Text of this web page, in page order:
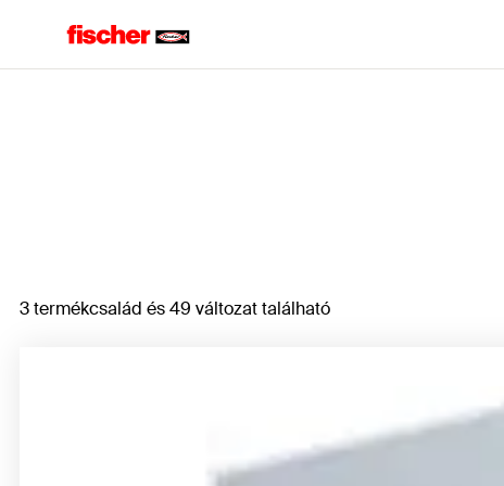
3 termékcsalád és 49 változat található